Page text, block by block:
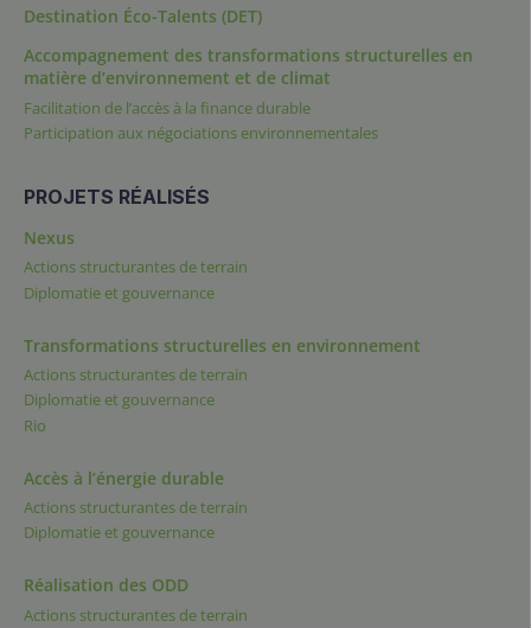
Destination Éco-Talents (DET)
Accompagnement des transformations structurelles en
matière d’environnement et de climat
Facilitation de l’accès à la finance durable
Participation aux négociations environnementales
PROJETS RÉALISÉS
Nexus
Actions structurantes de terrain
Diplomatie et gouvernance
Transformations structurelles en environnement
Actions structurantes de terrain
Diplomatie et gouvernance
Rio
Accès à l’énergie durable
Actions structurantes de terrain
Diplomatie et gouvernance
Réalisation des ODD
Actions structurantes de terrain